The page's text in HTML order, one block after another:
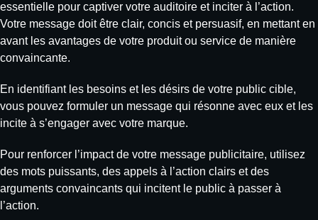
essentielle pour captiver votre auditoire et inciter à l’action.
Votre message doit être clair, concis et persuasif, en mettant en
avant les avantages de votre produit ou service de manière
convaincante.
En identifiant les besoins et les désirs de votre public cible,
vous pouvez formuler un message qui résonne avec eux et les
incite à s’engager avec votre marque.
Pour renforcer l’impact de votre message publicitaire, utilisez
des mots puissants, des appels à l’action clairs et des
arguments convaincants qui incitent le public à passer à
l’action.